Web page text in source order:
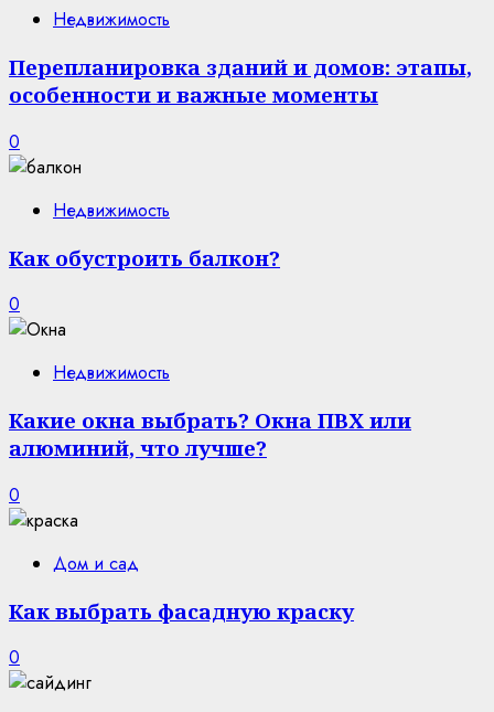
Недвижимость
Перепланировка зданий и домов: этапы,
особенности и важные моменты
0
Недвижимость
Как обустроить балкон?
0
Недвижимость
Какие окна выбрать? Окна ПВХ или
алюминий, что лучше?
0
Дом и сад
Как выбрать фасадную краску
0